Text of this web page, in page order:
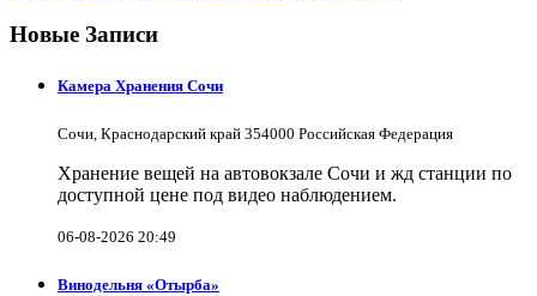
Новые Записи
Камера Хранения Сочи
Сочи, Краснодарский край 354000 Российская Федерация
Хранение вещей на автовокзале Сочи и жд станции по
доступной цене под видео наблюдением.
06-08-2026 20:49
Винодельня «Отырба»